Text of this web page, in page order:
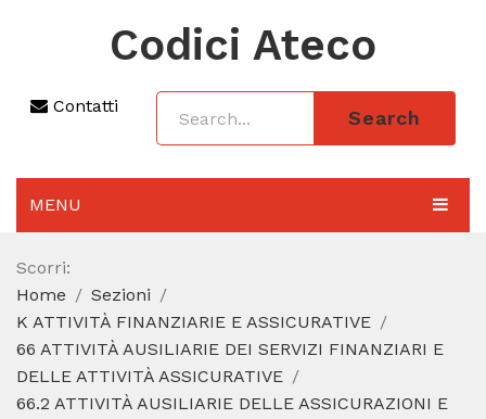
Codici Ateco
Contatti
Search
MENU
AGGIORNAMENTO 2025
SEZIONI
CODICE ATECO A COSA SERVE
REGIME FORFETTARIO
Scorri:
Home
Sezioni
K ATTIVITÀ FINANZIARIE E ASSICURATIVE
66 ATTIVITÀ AUSILIARIE DEI SERVIZI FINANZIARI E
DELLE ATTIVITÀ ASSICURATIVE
66.2 ATTIVITÀ AUSILIARIE DELLE ASSICURAZIONI E